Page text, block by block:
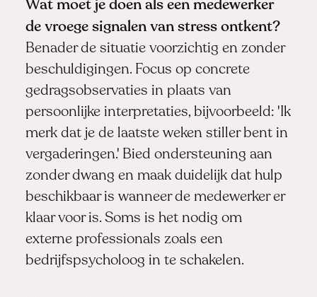
Wat moet je doen als een medewerker
de vroege signalen van stress ontkent?
Benader de situatie voorzichtig en zonder
beschuldigingen. Focus op concrete
gedragsobservaties in plaats van
persoonlijke interpretaties, bijvoorbeeld: 'Ik
merk dat je de laatste weken stiller bent in
vergaderingen.' Bied ondersteuning aan
zonder dwang en maak duidelijk dat hulp
beschikbaar is wanneer de medewerker er
klaar voor is. Soms is het nodig om
externe professionals zoals een
bedrijfspsycholoog in te schakelen.